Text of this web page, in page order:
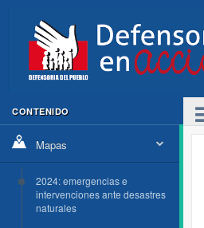
CONTENIDO
Mapas
2024: emergencias e
intervenciones ante desastres
naturales